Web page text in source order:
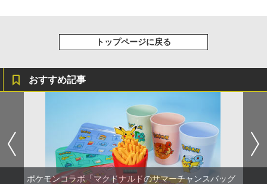
トップページに戻る
おすすめ記事
ポケモンコラボ「マクドナルドのサマーチャンスバッグ